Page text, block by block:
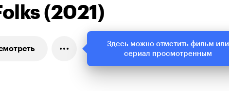
(2021)
Здесь можно отметить фильм или
сериал просмотренным